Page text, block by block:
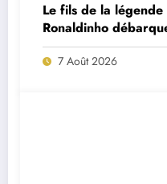
Le fils de la
Ronaldinho
7 Août 2026